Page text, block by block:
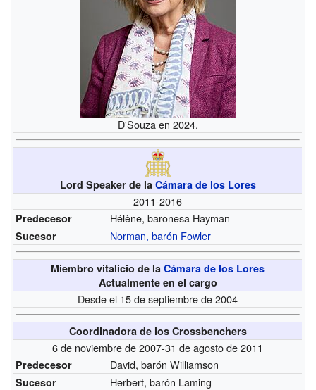
D'Souza en 2024.
Lord Speaker de la Cámara de los Lores
2011-2016
Predecesor Hélène, baronesa Hayman
Sucesor Norman, barón Fowler
Miembro vitalicio de laCámara de los Lores
Actualmente en el cargo
Desde el 15 de septiembre de 2004
Coordinadora de los Crossbenchers
6 de noviembre de 2007-31 de agosto de 2011
Predecesor David, barón Williamson
Sucesor Herbert, barón Laming